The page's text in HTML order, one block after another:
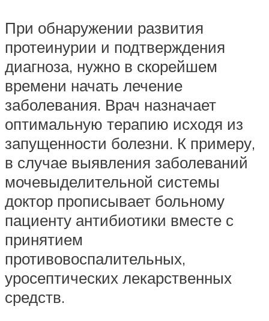
При обнаружении развития
протеинурии и подтверждения
диагноза, нужно в скорейшем
времени начать лечение
заболевания. Врач назначает
оптимальную терапию исходя из
запущенности болезни. К примеру,
в случае выявления заболеваний
мочевыделительной системы
доктор прописывает больному
пациенту антибиотики вместе с
принятием
противовоспалительных,
уросептических лекарственных
средств.